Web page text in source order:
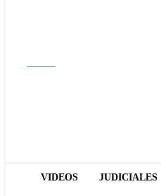
VIDEOS JUDICIALES